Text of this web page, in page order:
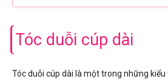
Tóc duỗi cúp dài
Tóc duỗi cúp dài là một trong những